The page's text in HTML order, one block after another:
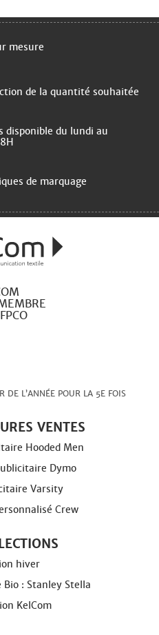
mesure
de la quantité souhaitée
disponible du lundi au
de marquage
L’ANNÉE POUR LA 5E FOIS
VENTES
Hooded Men
Dymo
Varsity
Crew
hiver
: Stanley Stella
KelCom